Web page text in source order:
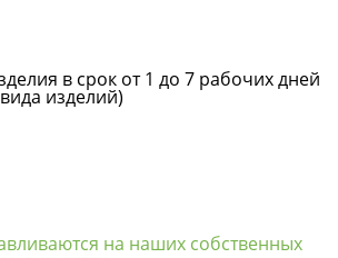
в срок от 1 до 7 рабочих дней
изделий)
на наших собственных